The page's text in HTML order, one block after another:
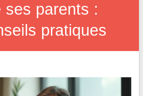
ses parents :
pratiques